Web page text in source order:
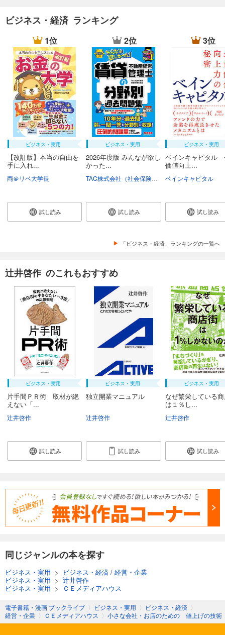
ビジネス・経済 ランキング
1位
ビジネス・実用
【改訂版】本当の自由を
手に入れ...
両＠リベ大学長
試し読み
2位
ビジネス・実用
2026年度版 みんなが欲し
かった...
試し読み
3位
ビジネス・実用
ベインキャピタル
価値向上...
ベインキャピタル
試し読み
「ビジネス・経済」ランキングの一覧へ
辻井啓作 のこれもおすすめ
ビジネス・実用
片手間ＰＲ術 取材が絶
えない「...
辻井啓作
試し読み
ビジネス・実用
独立開業マニュアル
辻井啓作
試し読み
ビジネス・実用
なぜ繁栄している
は１％し...
辻井啓作
試し読み
同じジャンルの本を探す
ビジネス・実用 > ビジネス・経済 / 経営・企業
ビジネス・実用 > 辻井啓作
ビジネス・実用 > ＣＥメディアハウス
電子書籍・漫画 ブックライブ 〉 ビジネス・実用 〉 ビジネス・経済 〉
経営・企業 〉 ＣＥメディアハウス 〉 小さな会社・お店のための 値上げの技術